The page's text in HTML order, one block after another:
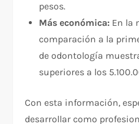
pesos.
Más económica: En la
comparación a la
de odontología
superiores a los
Con esta información,
desarrollar como